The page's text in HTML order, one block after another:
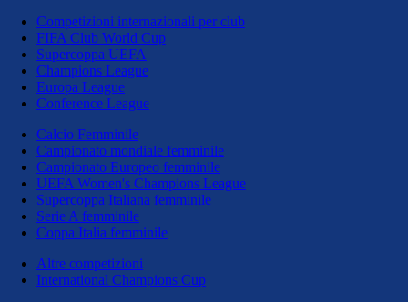
Competizioni internazionali per club
FIFA Club World Cup
Supercoppa UEFA
Champions League
Europa League
Conference League
Calcio Femminile
Campionato mondiale femminile
Campionato Europeo femminile
UEFA Women's Champions League
Supercoppa Italiana femminile
Serie A femminile
Coppa Italia femminile
Altre competizioni
International Champions Cup